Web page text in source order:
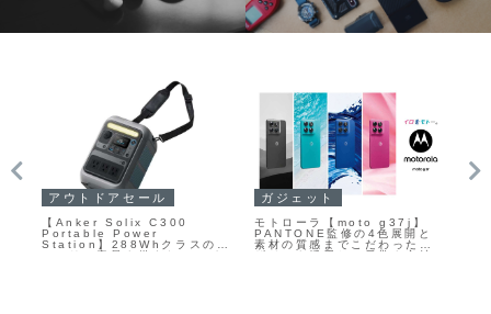
アウトドアセール
【Anker Solix C300
Portable Power
Station】288Whクラスのバ
ッテリー容量を備えたコンパ
ガジェット
モトローラ【moto g37j】
PANTONE監修の4色展開と
素材の質感までこだわったデ
ザインを採用し、日常を心地